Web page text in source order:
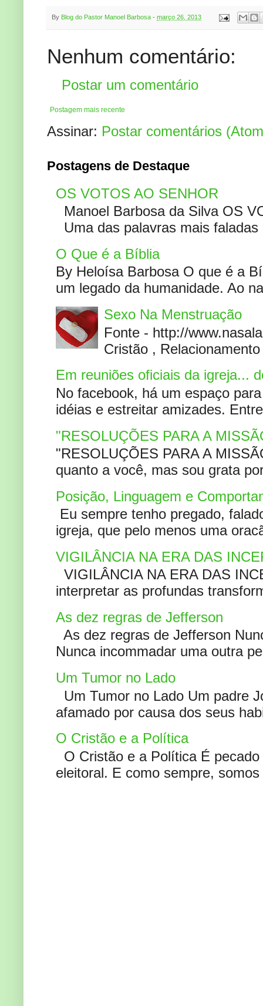
By Blog do Pastor Manoel Barbosa - março 26, 2013
Nenhum comentário:
Postar um comentário
Postagem mais recente
Assinar: Postar comentários
Postagens de Destaque
OS VOTOS AO SENHOR
Manoel Barbosa da Silva OS
Uma das palavras mais
O Que é a Bíblia
By Heloísa Barbosa O que é a
um legado da humanidade. Ao
Sexo Na Menstruação
Fonte - http://
Cristão ,
Em reuniões oficiais da igreja...
No facebook, há um espaço
idéias e estreitar amizades.
"RESOLUÇÕES PARA A
"RESOLUÇÕES PARA A
quanto a você, mas sou grata
Posição, Linguagem e
Eu sempre tenho pregado,
igreja, que pelo menos uma
VIGILÂNCIA NA ERA DAS
VIGILÂNCIA NA ERA DAS
interpretar as profundas
As dez regras de Jefferson
As dez regras de Jefferson
Nunca incommadar uma outra
Um Tumor no Lado
Um Tumor no Lado Um padre
afamado por causa dos seus
O Cristão e a Política
O Cristão e a Política É
eleitoral. E como sempre,